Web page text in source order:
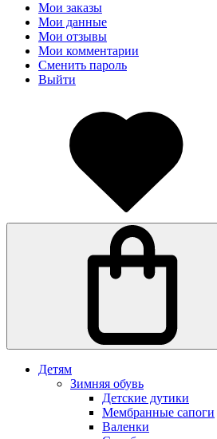
Мои заказы
Мои данные
Мои отзывы
Мои комментарии
Сменить пароль
Выйти
Детям
Зимняя обувь
Детские дутики
Мембранные сапоги
Валенки